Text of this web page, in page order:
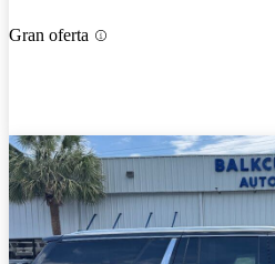
Gran oferta